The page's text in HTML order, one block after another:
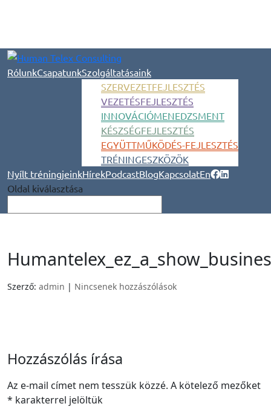
RólunkCsapatunkSzolgáltatásaink
SZERVEZETFEJLESZTÉS
VEZETÉSFEJLESZTÉS
INNOVÁCIÓMENEDZSMENT
KÉSZSÉGFEJLESZTÉS
EGYÜTTMŰKÖDÉS-FEJLESZTÉS
TRÉNINGESZKÖZÖK
Nyílt tréningjeinkHírekPodcastBlogKapcsolatEn
Oldal kiválasztása
Szerző: admin | Nincsenek hozzászólások
Hozzászólás írása
Az e-mail címet nem tesszük közzé. A kötelező mezőket
* karakterrel jelöltük